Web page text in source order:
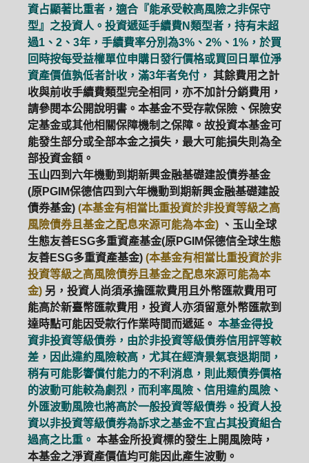
ETF 中國好時平衡 壽星優惠
醫療生化 中國品牌 0%手續費
基金申購 策略成長 拉丁美洲
大中華
資占顯著比重者，適合『能承受較高風險之非保守
型』之投資人。投資遞延手續費N類型者，持有未超
過1、2、3年，手續費率分別為3%、2%、1%，於買
回時按每受益權單位申購日發行價格或買回日單位淨
資產價值孰低者計收，滿3年者免付， 其餘費用之計
收與前收手續費類型完全相同，亦不加計分銷費用，
請參閱本公開說明書。本基金不受存款保險、保險安
定基金或其他相關保障機制之保障。故投資本基金可
能發生部分或全部本金之損失，最大可能損失則為全
部投資金額。
玉山四到六年機動到期新興金融基礎建設債券基金
(原PGIM保德信四到六年機動到期新興金融基礎建設
債券基金) (本基金有相當比重投資於非投資等級之高
風險債券且基金之配息來源可能為本金) 、玉山全球
生態友善ESG多重資產基金(原PGIM保德信全球生態
友善ESG多重資產基金) (本基金有相當比重投資於非
投資等級之高風險債券且基金之配息來源可能為本
金) 另，投資人尚須承擔匯款費用且外幣匯款費用可
能高於新臺幣匯款費用，投資人亦須留意外幣匯款到
達時點可能因受款行作業時間而遞延。 本基金得投
資非投資等級債券，由於非投資等級債券信用評等較
差，因此違約風險較高，尤其在經濟景氣衰退期間，
稍有可能影響償付能力的不利消息，則此類債券價格
的波動可能較為劇烈，而利率風險、信用違約風險、
外匯波動風險也將高於一般投資等級債券。投資人投
資以非投資等級債券為訴求之基金不宜占其投資組合
過高之比重。 本基金所投資標的發生上開風險時，
本基金之淨資產價值均可能因此產生波動。